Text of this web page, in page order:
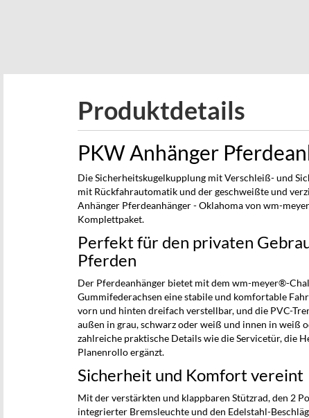
Produktdetails
PKW Anhänger
Die Sicherheitskugelkupplung mit Verschleiß- und
mit Rückfahrautomatik und der geschweißte und
Anhänger Pferdeanhänger - Oklahoma von wm-
Komplettpaket.
Perfekt für den privaten
Pferden
Der Pferdeanhänger bietet mit dem wm-meyer®-
Gummifederachsen eine stabile und komfortable
vorn und hinten dreifach verstellbar, und die PVC-
außen in grau, schwarz oder weiß und innen in
zahlreiche praktische Details wie die Servicetür, die
Planenrollo ergänzt.
Sicherheit und Komfort vereint
Mit der verstärkten und klappbaren Stützrad, den 2
integrierter Bremsleuchte und den Edelstahl-